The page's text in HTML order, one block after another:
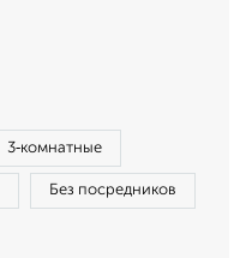
3‑комнатные
Без посредников